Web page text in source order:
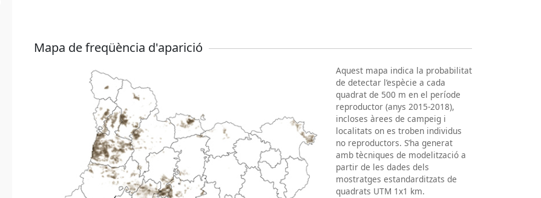
Mapa de freqüència d'aparició
Aquest mapa indica la probabilitat
de detectar l’espècie a cada
quadrat de 500 m en el període
reproductor (anys 2015-2018),
incloses àrees de campeig i
localitats on es troben individus
no reproductors. S’ha generat
amb tècniques de modelització a
partir de les dades dels
mostratges estandarditzats de
quadrats UTM 1x1 km.